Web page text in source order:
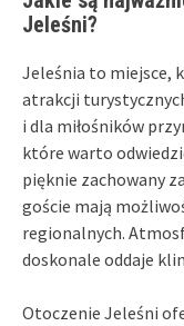
Jeleśni?
Jeleśnia to miejsce,
atrakcji
i dla miłośników
które warto
pięknie zachowany
goście mają
regionalnych.
doskonale oddaje
Otoczenie Jeleśni